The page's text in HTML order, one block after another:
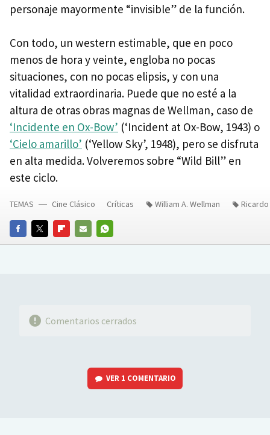
personaje mayormente “invisible” de la función.
Con todo, un western estimable, que en poco
menos de hora y veinte, engloba no pocas
situaciones, con no pocas elipsis, y con una
vitalidad extraordinaria. Puede que no esté a la
altura de otras obras magnas de Wellman, caso de
‘Incidente en Ox-Bow’ (‘Incident at Ox-Bow, 1943) o
‘Cielo amarillo’ (‘Yellow Sky’, 1948), pero se disfruta
en alta medida. Volveremos sobre “Wild Bill” en
este ciclo.
FACEBOOKTWITTERFLIPBOARD
E-
WHATSAPP
TEMAS Cine Clásico Críticas William A. Wellman
Comentarios cerrados
VER 1 COMENTARIO